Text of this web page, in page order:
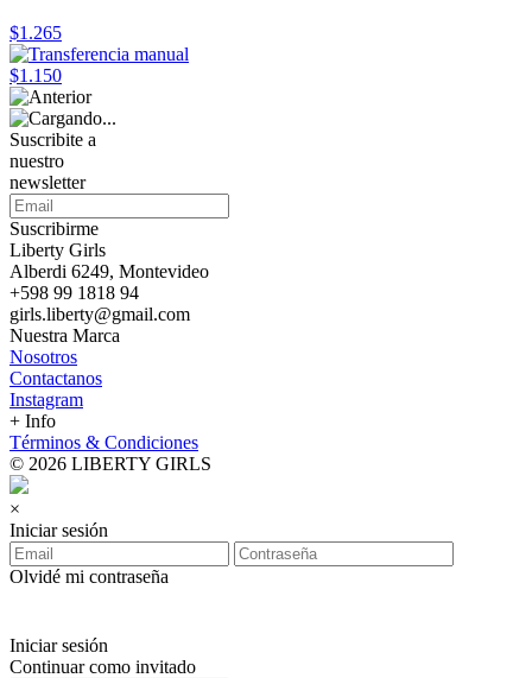
$1.265
$1.150
Suscribite a
nuestro
newsletter
Suscribirme
Liberty Girls
Alberdi 6249, Montevideo
+598 99 1818 94
girls.liberty@gmail.com
Nuestra Marca
Nosotros
Contactanos
Instagram
+ Info
Términos & Condiciones
© 2026 LIBERTY GIRLS
×
Iniciar sesión
Olvidé mi contraseña
Iniciar sesión
Continuar como invitado